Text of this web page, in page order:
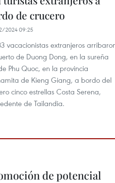
de crucero
2024 09:25
vacacionistas extranjeros
de Duong Dong, en la sureña
Phu Quoc, en la provincia
de Kieng Giang, a bordo del
cinco estrellas Costa Serena,
de Tailandia.
de potencial